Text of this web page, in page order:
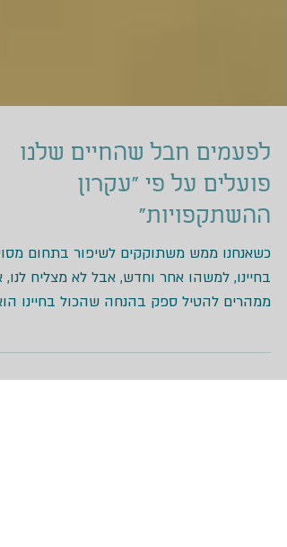
לפעמים חבל שהחיים שלנו
פועלים על פי "עקרון
ההשתקפויות"
כשאנחנו ממש משתוקקים לשיפור בתחום
ממהרים להטיל ספק בהנחה שהכול בחיינו